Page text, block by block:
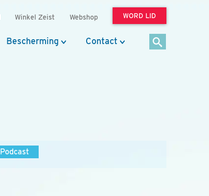
Winkel Zeist Webshop WORD LID
Bescherming Contact
Podcast